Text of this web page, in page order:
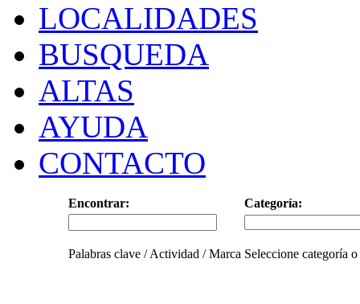
LOCALIDADES
BUSQUEDA
ALTAS
AYUDA
CONTACTO
Encontrar: Categoría:
Palabras clave / Actividad / Marca Seleccione categoría